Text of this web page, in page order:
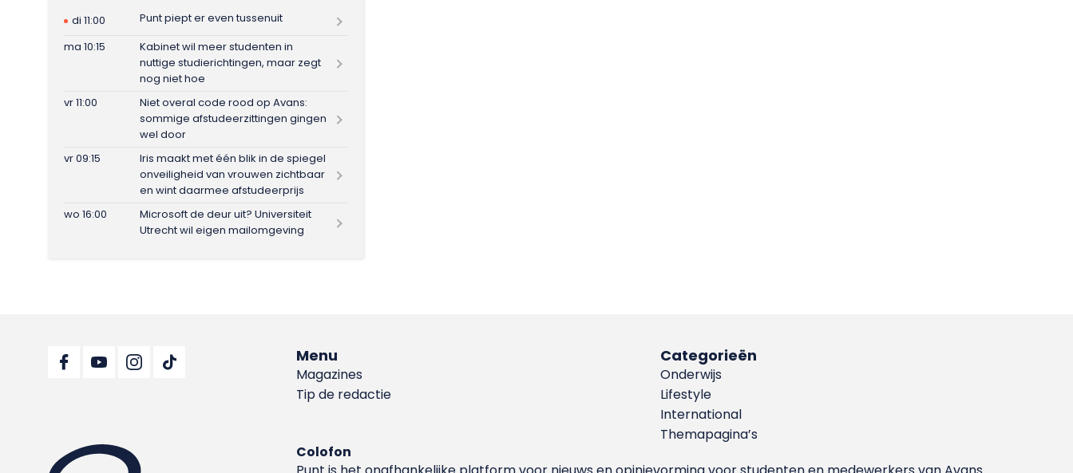
di 11:00
Punt piept er even tussenuit
ma 10:15
Kabinet wil meer studenten in
nuttige studierichtingen, maar zegt
nog niet hoe
vr 11:00
Niet overal code rood op Avans:
sommige afstudeerzittingen gingen
wel door
vr 09:15
Iris maakt met één blik in de spiegel
onveiligheid van vrouwen zichtbaar
en wint daarmee afstudeerprijs
wo 16:00
Microsoft de deur uit? Universiteit
Utrecht wil eigen mailomgeving
Menu
Magazines
Tip de redactie
Categorieën
Onderwijs
Lifestyle
International
Themapagina’s
Colofon